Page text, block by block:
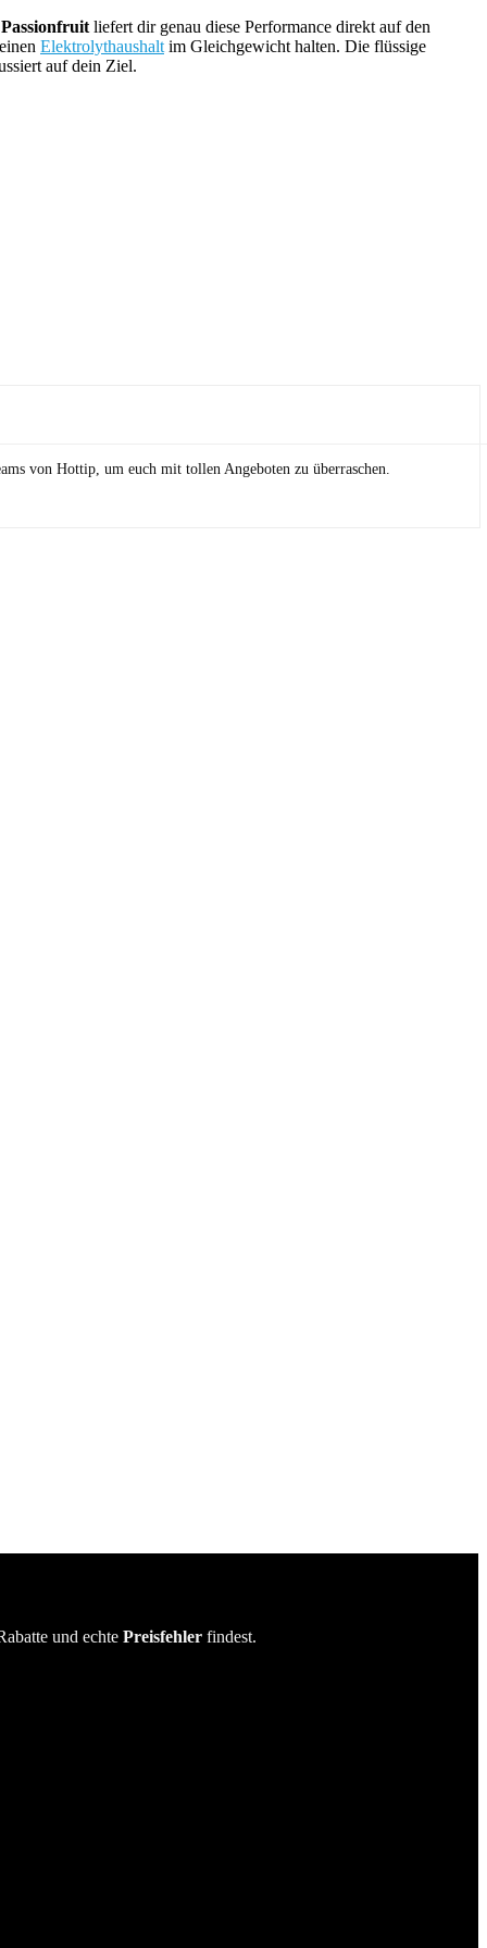
liefert dir genau diese Performance direkt auf den
Elektrolythaushalt im Gleichgewicht halten. Die flüssige
auf dein Ziel.
von Hottip, um euch mit tollen Angeboten zu überraschen.
und echte Preisfehler findest.